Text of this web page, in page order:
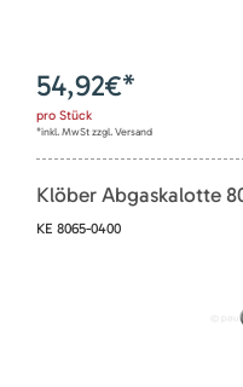
54,92€*
pro Stück
*inkl. MwSt zzgl. Versand
Klöber Abgaskalotte
KE 8065-0400